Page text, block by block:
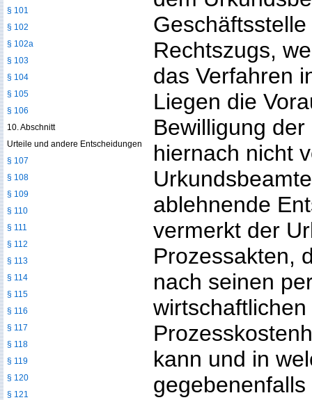
Rechtszugs,
das Verfahren
Liegen die
Bewilligung
hiernach nicht
ablehnende
vermerkt der
Prozessakten,
nach seinen
kann und in
§ 101
§ 102
§ 102a
§ 103
§ 104
§ 105
§ 106
10. Abschnitt
Urteile und andere Entscheidungen
§ 107
§ 108
§ 109
§ 110
§ 111
§ 112
§ 113
§ 114
§ 115
§ 116
§ 117
§ 118
§ 119
§ 120
§ 121